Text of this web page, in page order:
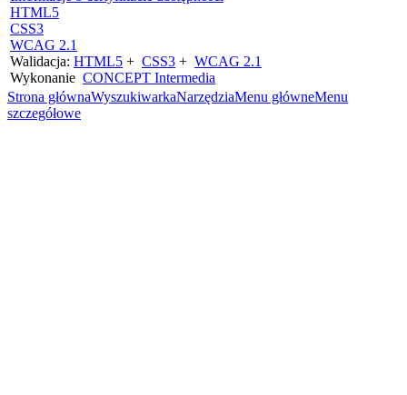
HTML5
CSS3
WCAG 2.1
Walidacja: HTML5 + CSS3 + WCAG 2.1
Wykonanie CONCEPT Intermedia
Strona głównaWyszukiwarkaNarzędziaMenu główneMenu
szczegółowe